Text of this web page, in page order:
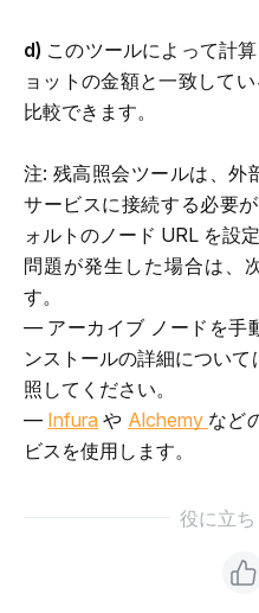
d) このツールによって計
ョットの金額と一致して
比較できます。
注: 残高照会ツールは、外
サービスに接続する必要
ォルトのノード URL を設
問題が発生した場合は、
す。
— アーカイブ ノードを手
ンストールの詳細について
照してください。
— Infura や Alchemy など
ビスを使用します。
役に立ち